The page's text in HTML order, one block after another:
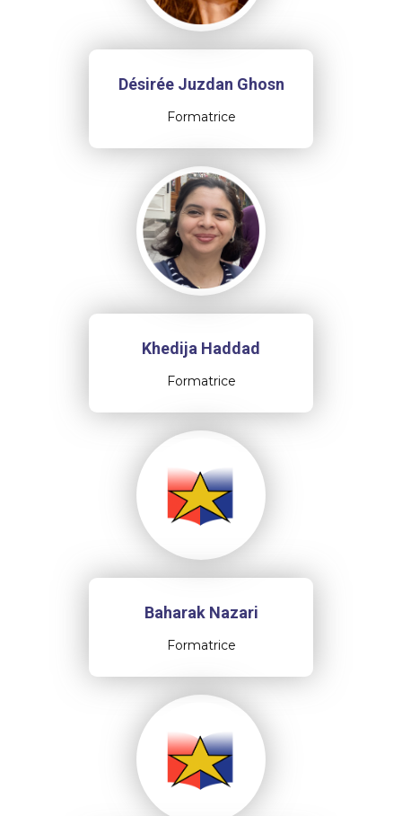
Désirée Juzdan Ghosn
Formatrice
Khedija Haddad
Formatrice
Baharak Nazari
Formatrice